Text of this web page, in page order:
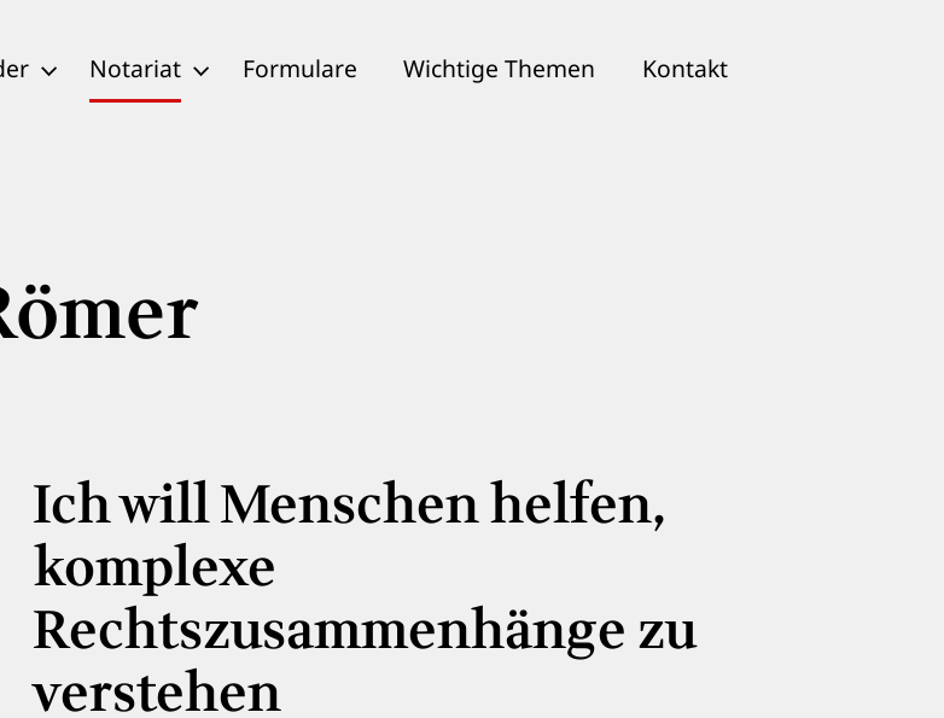
Notariat Formulare Wichtige Themen Kontakt
Ich will Menschen helfen,
komplexe
Rechtszusammenhänge zu
verstehen